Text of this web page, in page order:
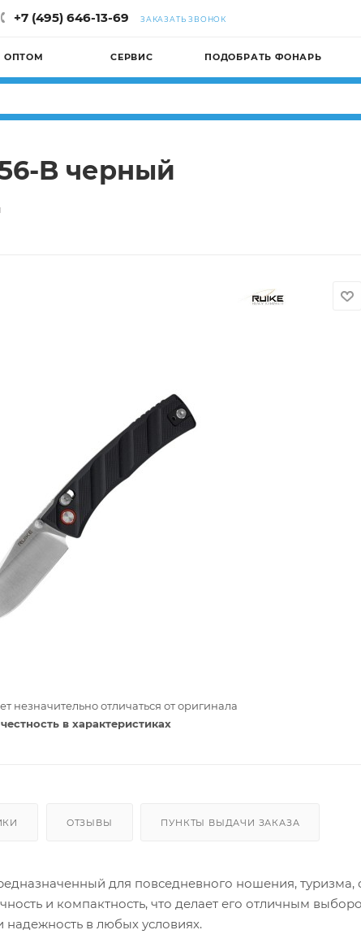
+7 (495) 646-13-69 ЗАКАЗАТЬ ЗВОНОК
ОПТОМ СЕРВИС ПОДОБРАТЬ ФОНАРЬ
B черный
незначительно отличаться от оригинала
в характеристиках
ОТЗЫВЫ ПУНКТЫ ВЫДАЧИ ЗАКАЗА
для повседневного ношения, туризма,
и компактность, что делает его отличным
в любых условиях.